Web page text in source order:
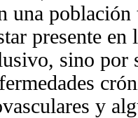
una
presente
sino por
y